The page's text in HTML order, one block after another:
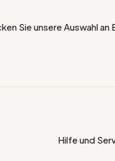
Sie unsere Auswahl
Hilfe und